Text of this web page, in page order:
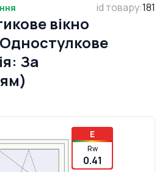
id товару:181
вікно
За
E
Rw
0.41